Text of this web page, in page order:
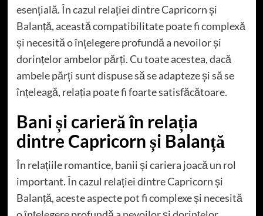
esențială. În cazul relației dintre Capricorn și
Balanță, această compatibilitate poate fi complexă
și necesită o înțelegere profundă a nevoilor și
dorințelor ambelor părți. Cu toate acestea, dacă
ambele părți sunt dispuse să se adapteze și să se
înțeleagă, relația poate fi foarte satisfăcătoare.
Bani și carieră în relația
dintre Capricorn și Balanță
În relațiile romantice, banii și cariera joacă un rol
important. În cazul relației dintre Capricorn și
Balanță, aceste aspecte pot fi complexe și necesită